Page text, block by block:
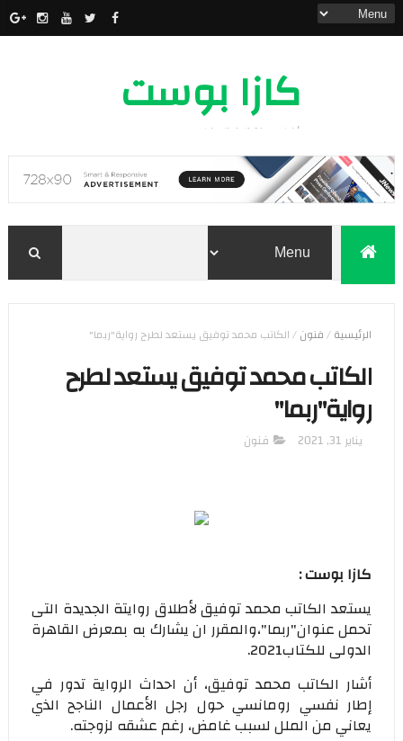
كازا بوست
أخبار مدينة الدار البيضاء
الرئيسية/فنون/الكاتب محمد توفيق يستعد لطرح رواية"ربما"
الكاتب محمد توفيق يستعد لطرح
رواية"ربما"
يناير 31, 2021 فنون
كازا بوست :
يستعد الكاتب محمد توفيق لأطلاق روايتة الجديدة التى
تحمل عنوان"ربما"،والمقرر ان يشارك به بمعرض القاهرة
الدولى للكتاب2021.
أشار الكاتب محمد توفيق، أن احداث الرواية تدور في
إطار نفسي رومانسي حول رجل الأعمال الناجح الذي
يعاني من الملل لسبب غامض، رغم عشقه لزوجته.